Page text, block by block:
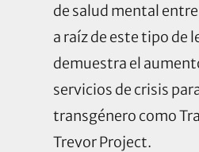
de salud mental
a raíz de este tipo de
demuestra el
servicios de crisis
transgénero como
Trevor Project.